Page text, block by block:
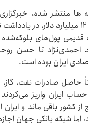
ها منتشر شده،
بلوکه‌شده ایران، معادل حدود ۱۲
پول‌های بلوکه‌شده
تا حسن
ایران بوده است.
حاصل صادرات نفت،
ایران واریز
باقی ماند و ایران
اما شبکه بانکی جهان